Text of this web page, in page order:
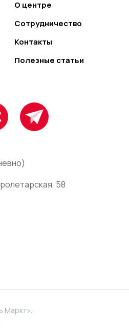
О центре
Сотрудничество
Контакты
Полезные статьи
58
Маркт».